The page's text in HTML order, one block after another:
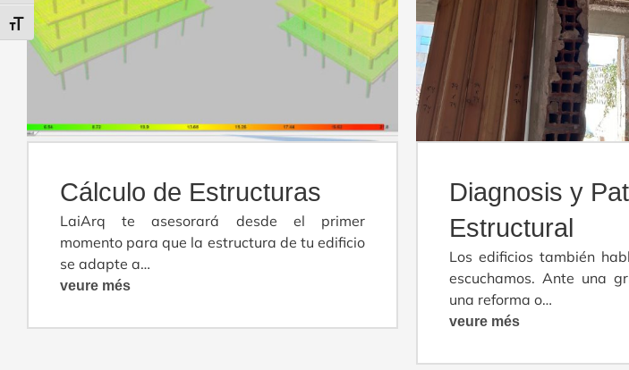
Alternar tamaño de letra
Cálculo de Estructuras
LaiArq te asesorará desde el primer
momento para que la estructura de tu edificio
se adapte a…
veure més
Diagnosis y
Estructural
Los edificios también
escuchamos. Ante una
una reforma o…
veure més